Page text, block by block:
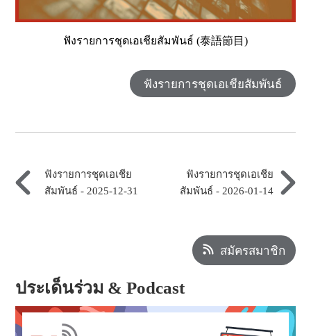
ฟังรายการชุดเอเชียสัมพันธ์ (泰語節目)
ฟังรายการชุดเอเชียสัมพันธ์
ฟังรายการชุดเอเชีย
สัมพันธ์ - 2025-12-31
ฟังรายการชุดเอเชีย
สัมพันธ์ - 2026-01-14
สมัครสมาชิก
ประเด็นร่วม & Podcast